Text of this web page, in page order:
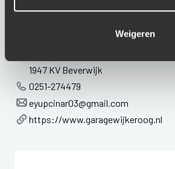
Weigeren
1947 KV Beverwijk
0251-274479
eyupcinar03@gmail.com
https://www.garagewijkeroog.nl